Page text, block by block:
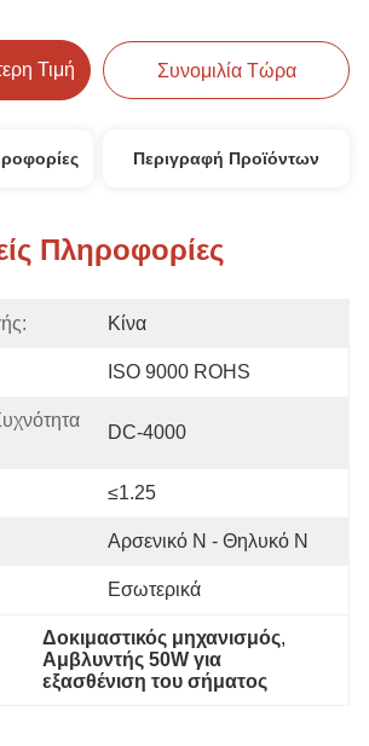
Τιμή Συνομιλία Τώρα
Περιγραφή Προϊόντων
Πληροφορίες
Κίνα
ISO 9000 ROHS
DC-4000
≤1.25
Αρσενικό Ν - Θηλυκό Ν
Εσωτερικά
Δοκιμαστικός μηχανισμός,
Αμβλυντής 50W για
εξασθένιση του σήματος